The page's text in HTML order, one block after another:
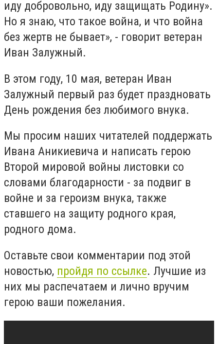
иду добровольно, иду защищать Родину».
Но я знаю, что такое война, и что война
без жертв не бывает», - говорит ветеран
Иван Залужный.
В этом году, 10 мая, ветеран Иван
Залужный первый раз будет праздновать
День рождения без любимого внука.
Мы просим наших читателей поддержать
Ивана Аникиевича и написать герою
Второй мировой войны листовки со
словами благодарности - за подвиг в
войне и за героизм внука, также
ставшего на защиту родного края,
родного дома.
Оставьте свои комментарии под этой
новостью, пройдя по ссылке. Лучшие из
них мы распечатаем и лично вручим
герою ваши пожелания.